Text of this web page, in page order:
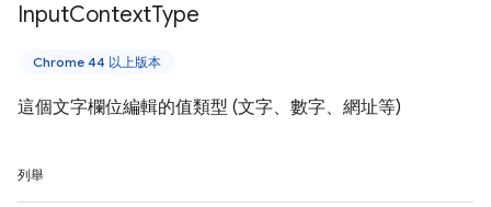
InputContextType
Chrome 44 以上版本
這個文字欄位編輯的值類型 (文字、數字、網址等)
列舉